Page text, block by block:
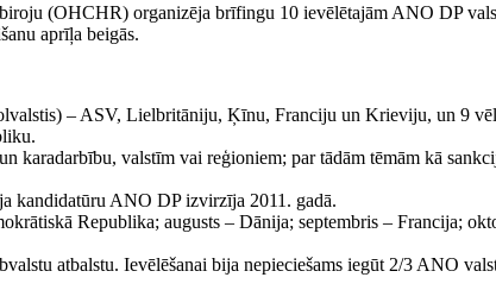
(OHCHR) organizēja brīfingu 10 ievēlētajām ANO DP
aprīļa beigās.
– ASV, Lielbritāniju, Ķīnu, Franciju un Krieviju, un 9
valstīm vai reģioniem; par tādām tēmām kā
kandidatūru ANO DP izvirzīja 2011. gadā.
Republika; augusts – Dānija; septembris – Francija;
atbalstu. Ievēlēšanai bija nepieciešams iegūt 2/3 ANO